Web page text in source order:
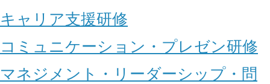
キャリア支援研修
コミュニケーション・プレゼン研修
マネジメント・リーダーシップ・問